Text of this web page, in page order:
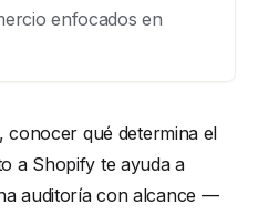
enfocados en
conocer qué determina el
a Shopify te ayuda a
auditoría con alcance —